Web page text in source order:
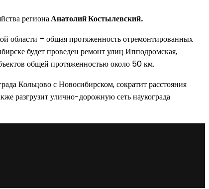
регионаАнатолий Костылевский.
области – общая протяженность отремонтированных
будет проведен ремонт улиц Ипподромская,
общей протяженностью около 50 км.
Кольцово с Новосибирском, сократит расстояния
разгрузит улично-дорожную сеть наукограда